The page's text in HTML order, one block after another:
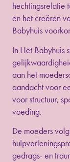
hechtingsrelatie
en het creëren
Babyhuis
In Het Babyhuis
aan het
aandacht voor
voor structuur,
voeding.
De moeders
gedrags- en